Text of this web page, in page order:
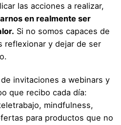
las acciones a realizar,
en realmente ser
Si no somos capaces de
reflexionar y dejar de ser
invitaciones a webinars y
que recibo cada día:
mindfulness,
para productos que no